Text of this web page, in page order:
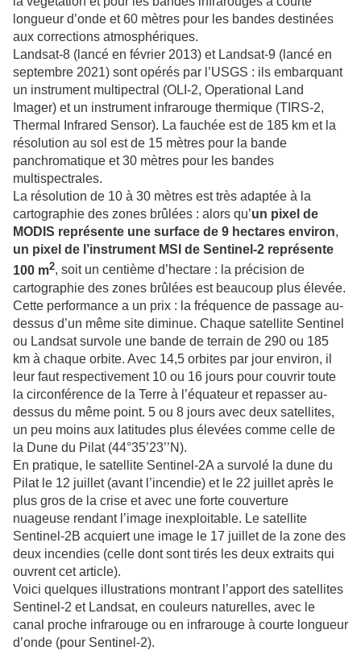
longueur d’onde et 60 mètres pour les bandes destinées
aux corrections atmosphériques.
Landsat-8 (lancé en février 2013) et Landsat-9 (lancé en
septembre 2021) sont opérés par l’USGS : ils embarquant
un instrument multipectral (OLI-2, Operational Land
Imager) et un instrument infrarouge thermique (TIRS-2,
Thermal Infrared Sensor). La fauchée est de 185 km et la
résolution au sol est de 15 mètres pour la bande
panchromatique et 30 mètres pour les bandes
multispectrales.
La résolution de 10 à 30 mètres est très adaptée à la
cartographie des zones brûlées : alors qu’un pixel de
MODIS représente une surface de 9 hectares environ,
un pixel de l’instrument MSI de Sentinel-2 représente
100 m2, soit un centième d’hectare : la précision de
cartographie des zones brûlées est beaucoup plus élevée.
Cette performance a un prix : la fréquence de passage au-
dessus d’un même site diminue. Chaque satellite Sentinel
ou Landsat survole une bande de terrain de 290 ou 185
km à chaque orbite. Avec 14,5 orbites par jour environ, il
leur faut respectivement 10 ou 16 jours pour couvrir toute
la circonférence de la Terre à l’équateur et repasser au-
dessus du même point. 5 ou 8 jours avec deux satellites,
un peu moins aux latitudes plus élevées comme celle de
la Dune du Pilat (44°35’23’’N).
En pratique, le satellite Sentinel-2A a survolé la dune du
Pilat le 12 juillet (avant l’incendie) et le 22 juillet après le
plus gros de la crise et avec une forte couverture
nuageuse rendant l’image inexploitable. Le satellite
Sentinel-2B acquiert une image le 17 juillet de la zone des
deux incendies (celle dont sont tirés les deux extraits qui
ouvrent cet article).
Voici quelques illustrations montrant l’apport des satellites
Sentinel-2 et Landsat, en couleurs naturelles, avec le
canal proche infrarouge ou en infrarouge à courte longueur
d’onde (pour Sentinel-2).